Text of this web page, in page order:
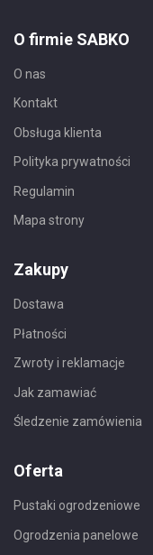
O firmie SABKO
O nas
Kontakt
Obsługa klienta
Polityka prywatności
Regulamin
Mapa strony
Zakupy
Dostawa
Płatności
Zwroty i reklamacje
Jak zamawiać
Śledzenie zamówienia
Oferta
Pustaki ogrodzeniowe
Ogrodzenia panelowe